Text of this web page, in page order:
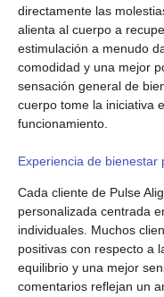
directamente las
alienta al cuerpo a
estimulación a menudo
comodidad y una mejor
sensación general de
cuerpo tome la iniciativa
funcionamiento.
Experiencia de bienestar
Cada cliente de Pulse
personalizada centrada
individuales. Muchos
positivas con respecto a
equilibrio y una mejor
comentarios reflejan un